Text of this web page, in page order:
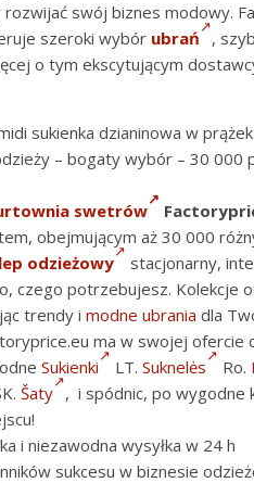
swój biznes modowy.
szeroki wybór ubrań
,
o tym ekscytującym
sukienka dzianinowa w
– bogaty wybór – 30 000
swetrów
obejmującym aż 30 000
odzieżowy
stacjonarny,
czego potrzebujesz. Kolekcje
trendy i modne ubrania dla
ma w swojej ofercie
Sukienki LT. Suknelės Ro.
Šaty , i spódnic, po wygodne
i niezawodna wysyłka w 24 h
sukcesu w biznesie